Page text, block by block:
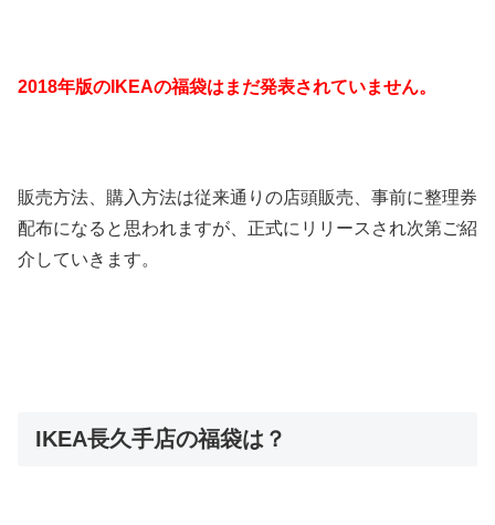
2018年版のIKEAの福袋はまだ発表されていません。
販売方法、購入方法は従来通りの店頭販売、事前に整理券
配布になると思われますが、正式にリリースされ次第ご紹
介していきます。
IKEA長久手店の福袋は？